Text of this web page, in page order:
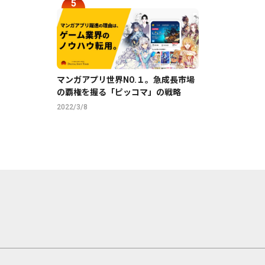
マンガアプリ世界NO.１。急成長市場
の覇権を握る「ピッコマ」の戦略
2022/3/8